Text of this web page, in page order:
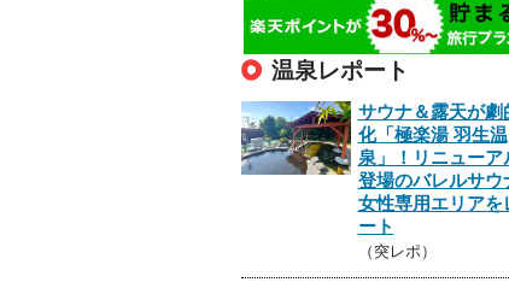
温泉レポート
サウナ＆露天が劇
化「極楽湯 羽生温
泉」！リニューア
登場のバレルサウ
女性専用エリアを
ート
（突レポ）